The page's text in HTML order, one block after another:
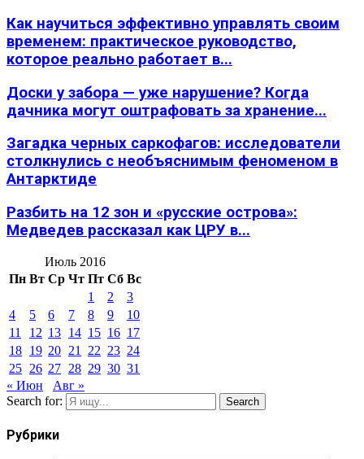
Как научиться эффективно управлять своим
временем: практическое руководство,
которое реально работает в...
Доски у забора — уже нарушение? Когда
дачника могут оштрафовать за хранение...
Загадка черных саркофагов: исследователи
столкнулись с необъяснимым феноменом в
Антарктиде
Разбить на 12 зон и «русские острова»:
Медведев рассказал как ЦРУ в...
Июль 2016
Пн Вт Ср Чт Пт Сб Вс
1
2
3
4
5 6 7 8 9
10
11
12 13 14 15 16 17
18 19 20 21 22 23 24
25 26 27 28 29 30 31
« Июн
Авг »
Search for:
Search
Рубрики